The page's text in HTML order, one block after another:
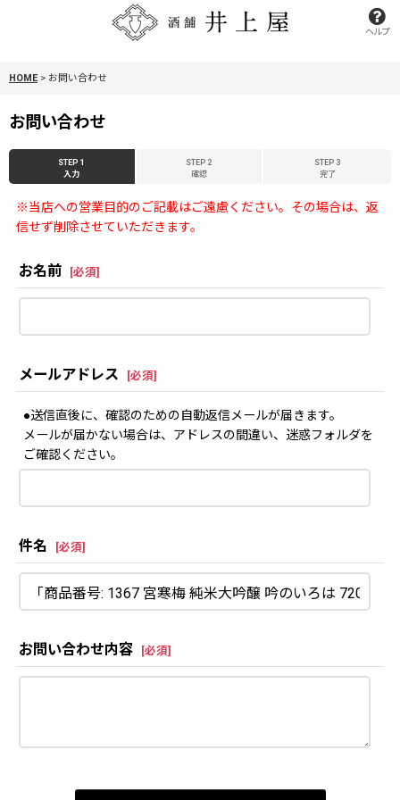
ヘルプ
HOME > お問い合わせ
お問い合わせ
STEP 1
入力
STEP 2
確認
STEP 3
完了
※当店への営業目的のご記載はご遠慮ください。その場合は、返
信せず削除させていただきます。
お名前 [必須]
メールアドレス [必須]
●送信直後に、確認のための自動返信メールが届きます。
メールが届かない場合は、アドレスの間違い、迷惑フォルダを
ご確認ください。
件名 [必須]
お問い合わせ内容 [必須]